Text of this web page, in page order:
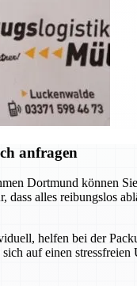
anfragen
Dortmund können
alles reibungslos
helfen bei der
auf einen